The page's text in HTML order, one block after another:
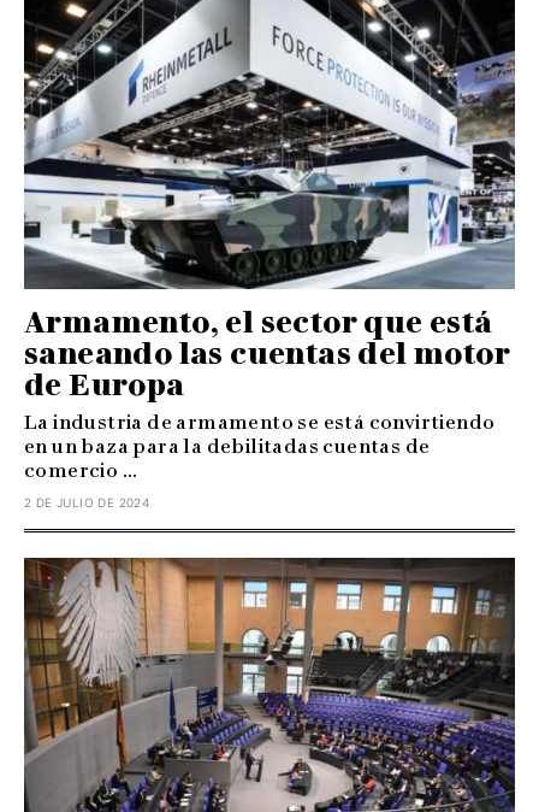
Armamento, el sector que está
saneando las cuentas del motor
de Europa
La industria de armamento se está convirtiendo
en un baza para la debilitadas cuentas de
comercio ...
2 DE JULIO DE 2024